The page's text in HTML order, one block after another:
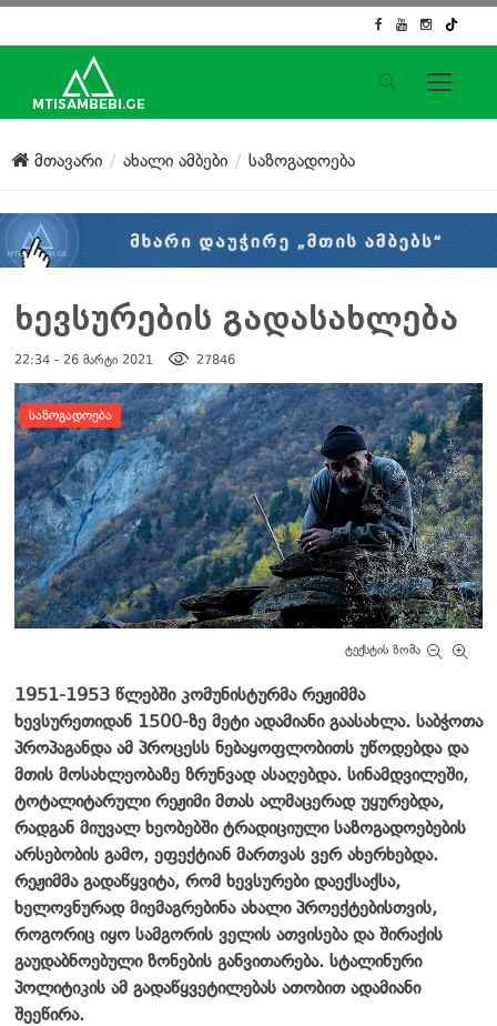
საიტის მენიუ
მთავარი
ქართული საქმე
კონტაქტი
სოციალური ქსელები
მთავარი ახალი ამბები საზოგადოება
ხევსურების გადასახლება
22:34 - 26 მარტი 2021 27846
დატოვე კომენტარი
ᲡᲐᲖᲝᲒᲐᲓᲝᲔᲑᲐ
ტექსტის ზომა
1951-1953 წლებში კომუნისტურმა რეჟიმმა
ხევსურეთიდან 1500-ზე მეტი ადამიანი გაასახლა. საბჭოთა
პროპაგანდა ამ პროცესს ნებაყოფლობითს უწოდებდა და
მთის მოსახლეობაზე ზრუნვად ასაღებდა. სინამდვილეში,
ტოტალიტარული რეჟიმი მთას ალმაცერად უყურებდა,
რადგან მიუვალ ხეობებში ტრადიციული საზოგადოებების
არსებობის გამო, ეფექტიან მართვას ვერ ახერხებდა.
რეჟიმმა გადაწყვიტა, რომ ხევსურები დაექსაქსა,
ხელოვნურად მიემაგრებინა ახალი პროექტებისთვის,
როგორიც იყო სამგორის ველის ათვისება და შირაქის
გაუდაბნოებული ზონების განვითარება. სტალინური
პოლიტიკის ამ გადაწყვეტილებას ათობით ადამიანი
შეეწირა.